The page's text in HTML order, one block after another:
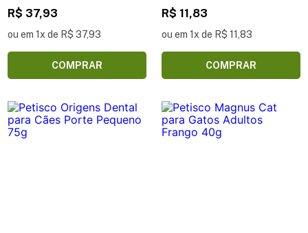
R$ 37,93
ou em 1x de R$ 37,93
COMPRAR
R$ 11,83
ou em 1x de R$ 11,83
COMPRAR